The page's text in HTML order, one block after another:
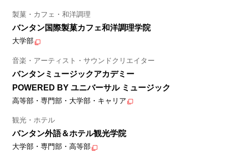
製菓・カフェ・和洋調理
バンタン国際製菓カフェ和洋調理学院
大学部
音楽・アーティスト・サウンドクリエイター
バンタンミュージックアカデミー
POWERED BY ユニバーサル ミュージック
高等部・専門部・大学部・キャリア
観光・ホテル
バンタン外語＆ホテル観光学院
大学部・専門部・高等部